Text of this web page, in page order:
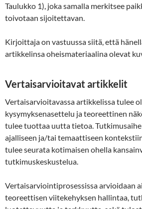
Taulukko 1), joka samalla merkitsee
toivotaan sijoitettavan.
Kirjoittaja on vastuussa siitä, että
artikkelinsa oheismateriaalina olevat
Vertaisarvioitavat artikkelit
Vertaisarvioitavassa artikkelissa tulee
kysymyksenasettelu ja teoreettinen
tulee tuottaa uutta tietoa.
ajalliseen ja/tai temaattiseen
tulee seurata kotimaisen ohella
tutkimuskeskustelua.
Vertaisarviointiprosessissa arvioidaan
teoreettisen viitekehyksen hallintaa,